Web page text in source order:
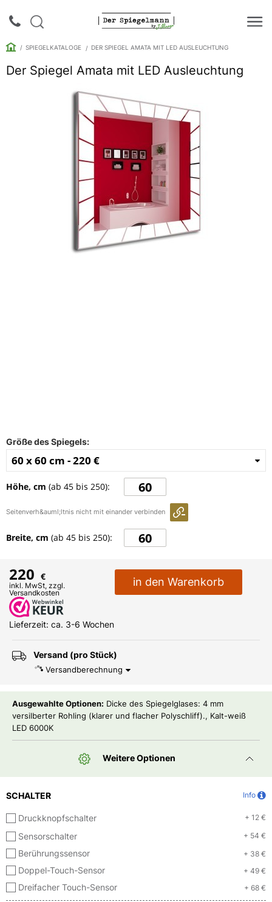
SPIEGELKATALOGE DER SPIEGEL AMATA MIT LED AUSLEUCHTUNG
Der Spiegel Amata mit LED Ausleuchtung
Größe des Spiegels:
60 x 60 cm -220 €
Höhe, cm (ab 45 bis 250):
Seitenverh&auml;ltnis nicht mit einander verbinden
Breite, cm (ab 45 bis 250):
220 €
inkl. MwSt, zzgl.
Versandkosten
in den Warenkorb
Lieferzeit: ca. 3-6 Wochen
Versand (pro Stück)
Versandberechnung
Ausgewahlte Optionen: Dicke des Spiegelglases: 4 mm
versilberter Rohling (klarer und flacher Polyschliff)., Kalt-weiß
LED 6000K
Weitere Optionen
SCHALTER Info
Druckknopfschalter + 12 €
Sensorschalter + 54 €
Berührungssensor + 38 €
Doppel-Touch-Sensor + 49 €
Dreifacher Touch-Sensor + 68 €